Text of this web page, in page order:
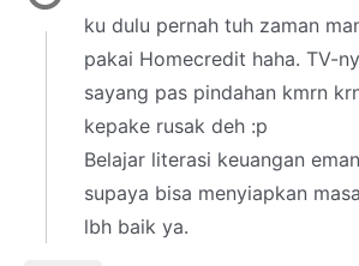
ku dulu pernah tuh zaman
pakai Homecredit haha. TV-
sayang pas pindahan kmrn
kepake rusak deh :p
Belajar literasi keuangan
supaya bisa menyiapkan
lbh baik ya.